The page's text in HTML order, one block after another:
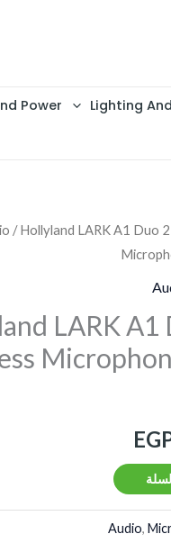
Lighting
Power
/ Hollyland LARK A1 Duo
LARK A1
السعر
هو:
EGP2,200.
Audio,